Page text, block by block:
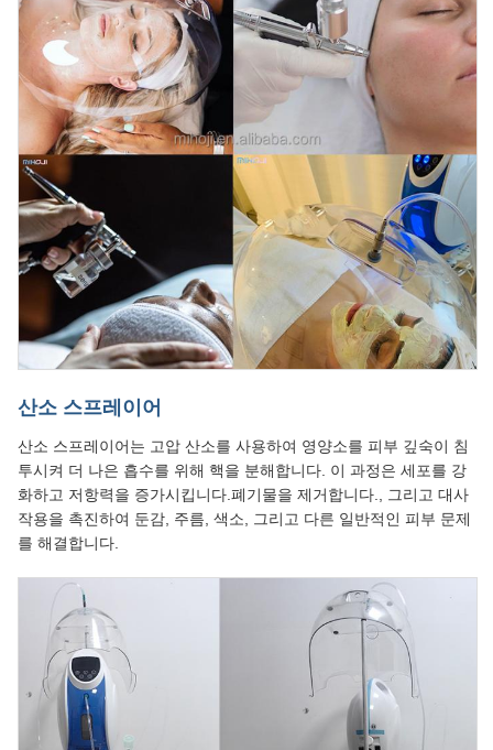
산소 스프레이어
산소 스프레이어는 고압 산소를 사용하여 영양소를 피부 깊숙이 침
투시켜 더 나은 흡수를 위해 핵을 분해합니다. 이 과정은 세포를 강
화하고 저항력을 증가시킵니다.폐기물을 제거합니다., 그리고 대사
작용을 촉진하여 둔감, 주름, 색소, 그리고 다른 일반적인 피부 문제
를 해결합니다.